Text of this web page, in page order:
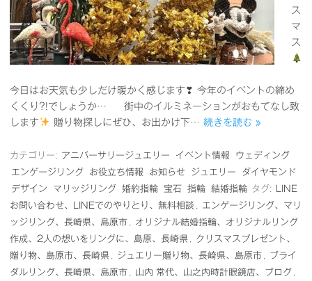
ス
マ
ス
今日はお天気も少しだけ暖かく感じます❣ 今年のイベントの締め
くくり?!でしょうか… 街中のイルミネーションがおもてなし致
します
贈り物探しにぜひ、お出かけ下… 続きを読む »
カテゴリー: アニバーサリージュエリー イベント情報
ウェディング
エンゲージリング
お役立ち情報 お知らせ ジュエリー
ダイヤモンド
デザイン
マリッジリング 婚約指輪 宝石 指輪 結婚指輪 タグ:
LINE
お問い合わせ、LINEでのやりとり、無料相談
エンゲージリング、マリ
ッジリング、長崎県、島原市
オリジナル結婚指輪、オリジナルリング
作成、2人の想いをリングに、島原、長崎県
クリスマスプレゼント、
贈り物、島原市、長崎県
ジュエリー贈り物、長崎県、島原市
ブライ
ダルリング、長崎県、島原市
山内 常代、山之内時計眼鏡店、ブログ